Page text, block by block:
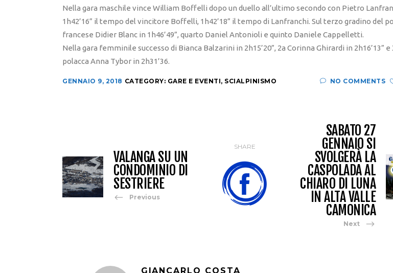
Nella gara maschile vince William Boffelli dopo un duello all’ultimo secondo con Pietro
1h42’16” il tempo del vincitore Boffelli, 1h42’18” il tempo di Lanfranchi. Sul terzo gradino del
francese Didier Blanc in 1h46’49”, quarto Daniel Antonioli e quinto Daniele Cappelletti.
Nella gara femminile successo di Bianca Balzarini in 2h15’20”, 2a Corinna Ghirardi in 2h16’13” e
polacca Anna Tybor in 2h31’36.
GENNAIO 9, 2018 CATEGORY: GARE E EVENTI, SCIALPINISMO NO COMMENTS
VALANGA SU UN
CONDOMINIO DI
SESTRIERE
Previous
SHARE
SABATO 27
GENNAIO SI
SVOLGERÀ LA
CASPOLADA AL
CHIARO DI LUNA
IN ALTA VALLE
CAMONICA
Next
GIANCARLO COSTA